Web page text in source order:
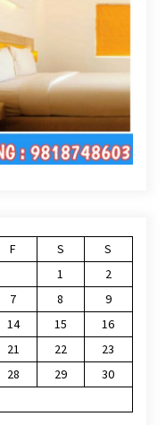
F S
S
1
2
7 8
9
14 15
16
21 22
23
28 29
30